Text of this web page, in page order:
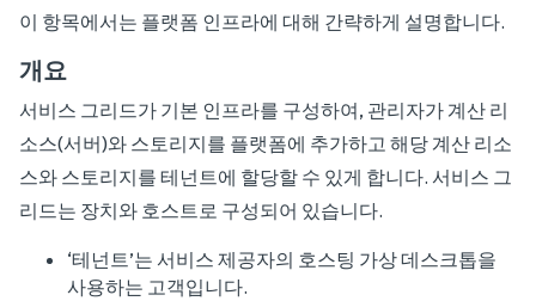
이 항목에서는 플랫폼 인프라에 대해 간략하게 설명합니다.
개요
서비스 그리드가 기본 인프라를 구성하여, 관리자가 계산 리
소스(서버)와 스토리지를 플랫폼에 추가하고 해당 계산 리소
스와 스토리지를 테넌트에 할당할 수 있게 합니다. 서비스 그
리드는 장치와 호스트로 구성되어 있습니다.
‘테넌트’는 서비스 제공자의 호스팅 가상 데스크톱을
사용하는 고객입니다.